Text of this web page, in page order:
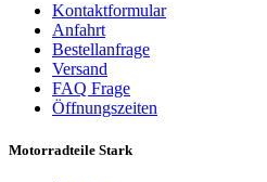
Kontaktformular
Anfahrt
Bestellanfrage
Versand
FAQ Frage
Öffnungszeiten
Motorradteile Stark